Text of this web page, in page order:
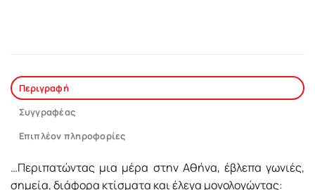
Περιγραφή
Συγγραφέας
Επιπλέον πληροφορίες
…Περιπατώντας µια µέρα στην Αθήνα, έβλεπα γωνιές,
σηµεία, διάφορα κτίσµατα και έλεγα µονολογώντας: